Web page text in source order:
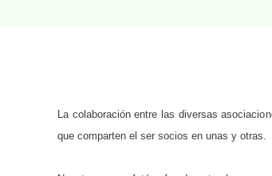
La colaboración entre las diversas
que comparten el ser socios en unas y otras.